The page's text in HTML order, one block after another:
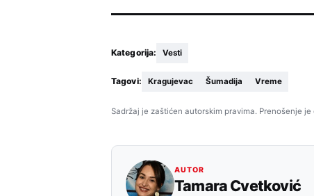
Kategorija: Vesti
Tagovi: Kragujevac Šumadija Vreme
Sadržaj je zaštićen autorskim pravima. Prenošenje
AUTOR
Tamara Cvetković